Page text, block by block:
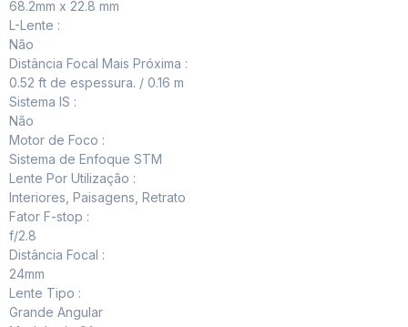
68.2mm x 22.8 mm
L-Lente :
Não
Distância Focal Mais Próxima :
0.52 ft de espessura. / 0.16 m
Sistema IS :
Não
Motor de Foco :
Sistema de Enfoque STM
Lente Por Utilização :
Interiores, Paisagens, Retrato
Fator F-stop :
f/2.8
Distância Focal :
24mm
Lente Tipo :
Grande Angular